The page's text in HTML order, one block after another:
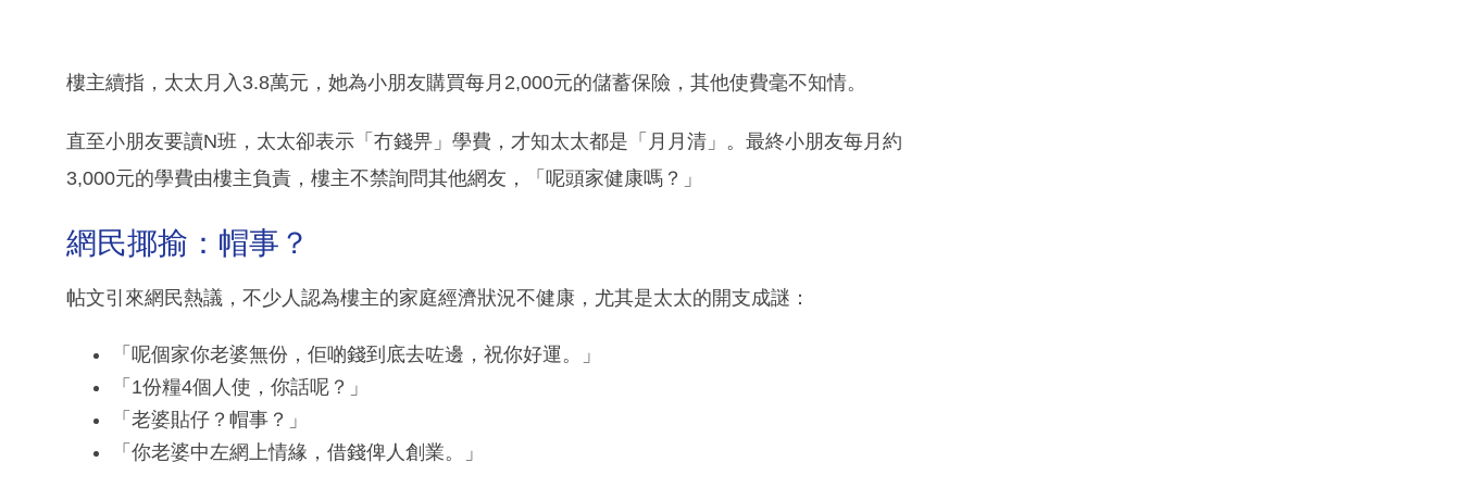
樓主續指，太太月入3.8萬元，她為小朋友購買每月2,000元的儲蓄保險，其他使費毫不知情。
直至小朋友要讀N班，太太卻表示「冇錢畀」學費，才知太太都是「月月清」。最終小朋友每月約
3,000元的學費由樓主負責，樓主不禁詢問其他網友，「呢頭家健康嗎？」
網民揶揄：帽事？
帖文引來網民熱議，不少人認為樓主的家庭經濟狀況不健康，尤其是太太的開支成謎：
「呢個家你老婆無份，佢啲錢到底去咗邊，祝你好運。」
「1份糧4個人使，你話呢？」
「老婆貼仔？帽事？」
「你老婆中左網上情緣，借錢俾人創業。」